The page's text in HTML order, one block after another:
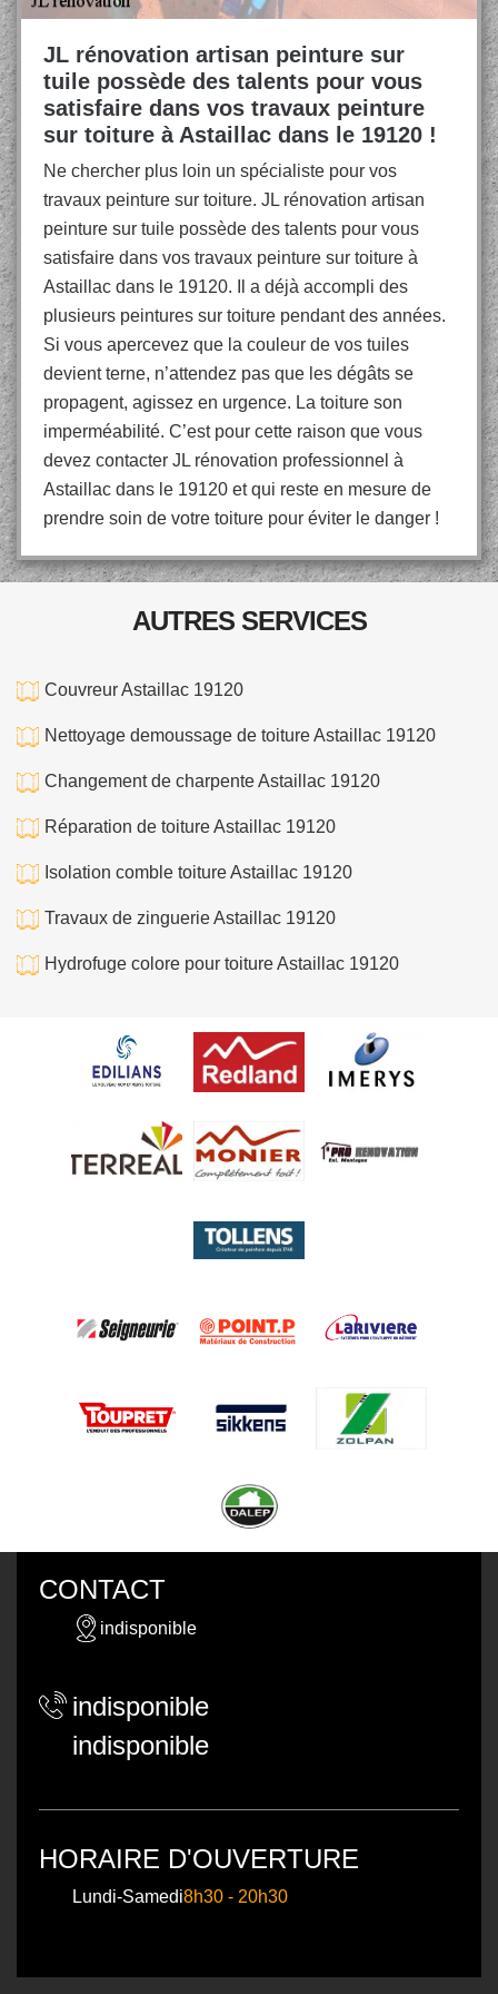
JL rénovation artisan peinture sur
tuile possède des talents pour vous
satisfaire dans vos travaux peinture
sur toiture à Astaillac dans le 19120 !
Ne chercher plus loin un spécialiste pour vos
travaux peinture sur toiture. JL rénovation artisan
peinture sur tuile possède des talents pour vous
satisfaire dans vos travaux peinture sur toiture à
Astaillac dans le 19120. Il a déjà accompli des
plusieurs peintures sur toiture pendant des années.
Si vous apercevez que la couleur de vos tuiles
devient terne, n’attendez pas que les dégâts se
propagent, agissez en urgence. La toiture son
imperméabilité. C’est pour cette raison que vous
devez contacter JL rénovation professionnel à
Astaillac dans le 19120 et qui reste en mesure de
prendre soin de votre toiture pour éviter le danger !
AUTRES SERVICES
Couvreur Astaillac 19120
Nettoyage demoussage de toiture Astaillac 19120
Changement de charpente Astaillac 19120
Réparation de toiture Astaillac 19120
Isolation comble toiture Astaillac 19120
Travaux de zinguerie Astaillac 19120
Hydrofuge colore pour toiture Astaillac 19120
CONTACT
indisponible
indisponible
indisponible
HORAIRE D'OUVERTURE
Lundi-Samedi8h30 - 20h30